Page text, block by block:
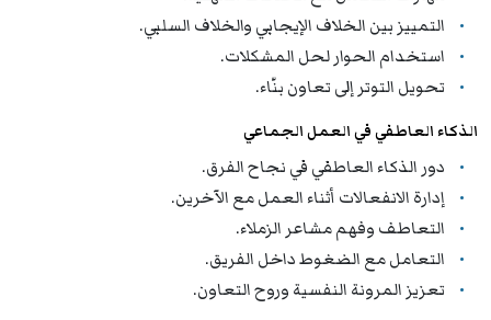
التمييز بين الخلاف الإيجابي والخلاف السلبي.
استخدام الحوار لحل المشكلات.
تحويل التوتر إلى تعاون بنّاء.
الذكاء العاطفي في العمل الجماعي
دور الذكاء العاطفي في نجاح الفرق.
إدارة الانفعالات أثناء العمل مع الآخرين.
التعاطف وفهم مشاعر الزملاء.
التعامل مع الضغوط داخل الفريق.
تعزيز المرونة النفسية وروح التعاون.